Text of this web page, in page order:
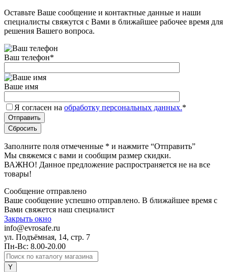
Оставьте Ваше сообщение и контактные данные и наши
специалисты свяжутся с Вами в ближайшее рабочее время для
решения Вашего вопроса.
Ваш телефон*
Ваше имя
Я согласен на обработку персональных данных.*
Заполните поля отмеченные * и нажмите “Отправить”
Мы свяжемся с вами и сообщим размер скидки.
ВАЖНО! Данное предложение распространяется не на все
товары!
Сообщение отправлено
Ваше сообщение успешно отправлено. В ближайшее время с
Вами свяжется наш специалист
Закрыть окно
info@evrosafe.ru
ул. Подъёмная, 14, стр. 7
Пн-Вс: 8.00-20.00